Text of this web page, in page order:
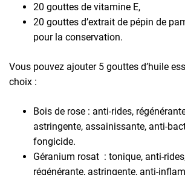
20 gouttes de vitamine E,
20 gouttes d’extrait de pépin de
pour la conservation.
Vous pouvez ajouter 5 gouttes d’huile
choix :
Bois de rose : anti-rides,
astringente, assainissante, anti-
fongicide.
Géranium rosat : tonique, anti-
régénérante, astringente, anti-